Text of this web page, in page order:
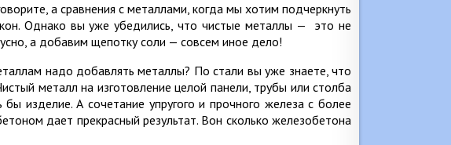
а сравнения с металлами, когда мы хотим подчеркнуть
Однако вы уже убедились, что чистые металлы — это не
а добавим щепотку соли — совсем иное дело!
надо добавлять металлы? По стали вы уже знаете, что
металл на изготовление целой панели, трубы или столба
изделие. А сочетание упругого и прочного железа с более
дает прекрасный результат. Вон сколько железобетона